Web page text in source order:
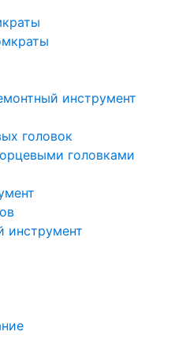
инструмент
головок
головками
инструмент